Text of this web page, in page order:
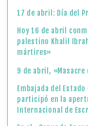
17 de abril: Día del
Hoy 16 de abril
palestino Khalil
mártires»
9 de abril, «Masacre
Embajada del
participó en la
Internacional de